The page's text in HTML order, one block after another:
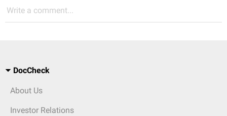
Write a comment...
DocCheck
About Us
Investor Relations